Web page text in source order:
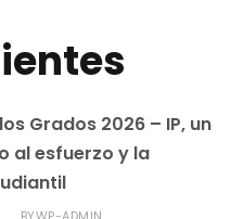
Grados 2026 – IP, un
al esfuerzo y la
WP-ADMIN